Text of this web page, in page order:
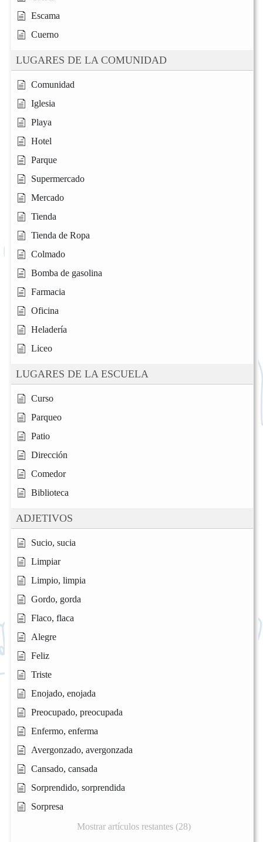
Escama
Cuerno
LUGARES DE LA COMUNIDAD
Comunidad
Iglesia
Playa
Hotel
Parque
Supermercado
Mercado
Tienda
Tienda de Ropa
Colmado
Bomba de gasolina
Farmacia
Oficina
Heladería
Liceo
LUGARES DE LA ESCUELA
Curso
Parqueo
Patio
Dirección
Comedor
Biblioteca
ADJETIVOS
Sucio, sucia
Limpiar
Limpio, limpia
Gordo, gorda
Flaco, flaca
Alegre
Feliz
Triste
Enojado, enojada
Preocupado, preocupada
Enfermo, enferma
Avergonzado, avergonzada
Cansado, cansada
Sorprendido, sorprendida
Sorpresa
Mostrar artículos restantes (28)